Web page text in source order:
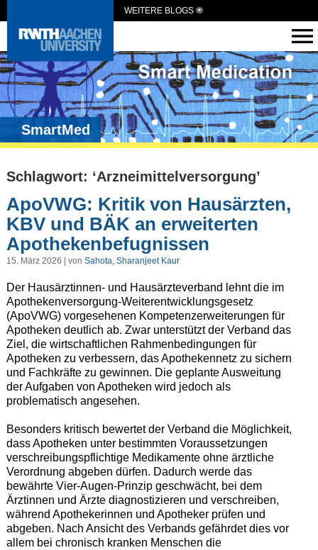
WEITERE BLOGS
SmartMed
Schlagwort: ‘Arzneimittelversorgung’
ApoVWG: Kritik von Hausärzten,
KBV und BÄK an erweiterten
Apothekenbefugnissen
15. März 2026 | von Sahota, Sharanjeet Kaur
Der Hausärztinnen- und Hausärzteverband lehnt die im
Apothekenversorgung-Weiterentwicklungsgesetz
(ApoVWG) vorgesehenen Kompetenzerweiterungen für
Apotheken deutlich ab. Zwar unterstützt der Verband das
Ziel, die wirtschaftlichen Rahmenbedingungen für
Apotheken zu verbessern, das Apothekennetz zu sichern
und Fachkräfte zu gewinnen. Die geplante Ausweitung
der Aufgaben von Apotheken wird jedoch als
problematisch angesehen.
Besonders kritisch bewertet der Verband die Möglichkeit,
dass Apotheken unter bestimmten Voraussetzungen
verschreibungspflichtige Medikamente ohne ärztliche
Verordnung abgeben dürfen. Dadurch werde das
bewährte Vier-Augen-Prinzip geschwächt, bei dem
Ärztinnen und Ärzte diagnostizieren und verschreiben,
während Apothekerinnen und Apotheker prüfen und
abgeben. Nach Ansicht des Verbands gefährdet dies vor
allem bei chronisch kranken Menschen die